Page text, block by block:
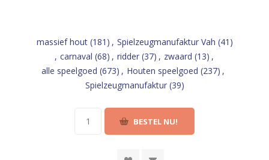
massief hout (181) , Spielzeugmanufaktur Vah (41)
, carnaval (68) , ridder (37) , zwaard (13) ,
alle speelgoed (673) , Houten speelgoed (237) ,
Spielzeugmanufaktur (39)